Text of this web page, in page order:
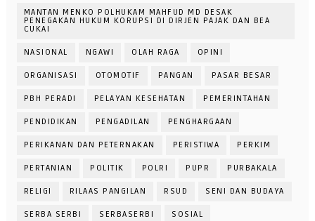
MANTAN MENKO POLHUKAM MAHFUD MD DESAK
PENEGAKAN HUKUM KORUPSI DI DIRJEN PAJAK DAN BEA
CUKAI
NASIONAL NGAWI OLAH RAGA OPINI
ORGANISASI OTOMOTIF PANGAN PASAR BESAR
PBH PERADI PELAYAN KESEHATAN PEMERINTAHAN
PENDIDIKAN PENGADILAN PENGHARGAAN
PERIKANAN DAN PETERNAKAN PERISTIWA PERKIM
PERTANIAN POLITIK POLRI PUPR PURBAKALA
RELIGI RILAAS PANGILAN RSUD SENI DAN BUDAYA
SERBA SERBI SERBASERBI SOSIAL